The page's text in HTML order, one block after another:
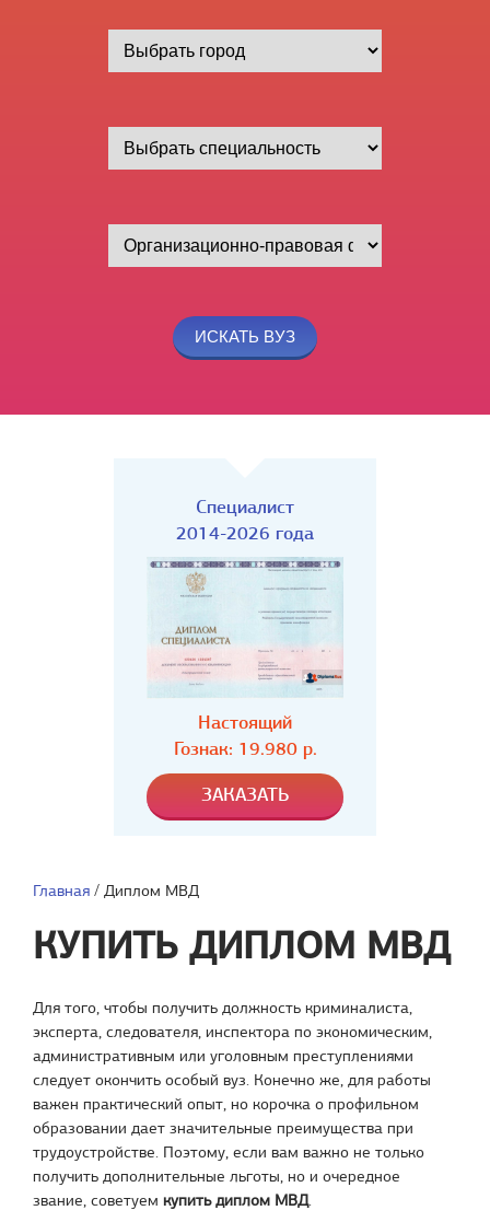
Специалист
2014-2026 года
Настоящий
Гознак: 19.980 р.
Главная / Диплом МВД
КУПИТЬ ДИПЛОМ МВД
Для того, чтобы получить должность криминалиста,
эксперта, следователя, инспектора по экономическим,
административным или уголовным преступлениями
следует окончить особый вуз. Конечно же, для работы
важен практический опыт, но корочка о профильном
образовании дает значительные преимущества при
трудоустройстве. Поэтому, если вам важно не только
получить дополнительные льготы, но и очередное
звание, советуем купить диплом МВД.